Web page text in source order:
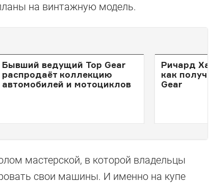
на винтажную модель.
Бывший ведущий Top Gear
распродаёт коллекцию
автомобилей и мотоциклов
Ричард
как
Gear
мастерской, в которой владельцы
свои машины. И именно на купе